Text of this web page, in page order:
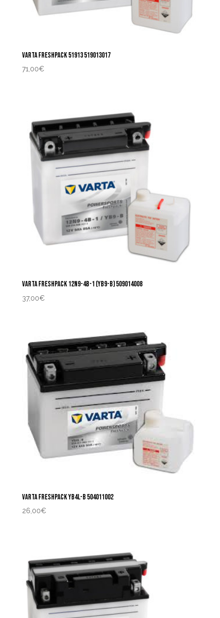
VARTA FRESHPACK 51913 519013017
71,00€
VARTA FRESHPACK 12N9-4B-1 (YB9-B) 509014008
37,00€
VARTA FRESHPACK YB4L-B 504011002
26,00€